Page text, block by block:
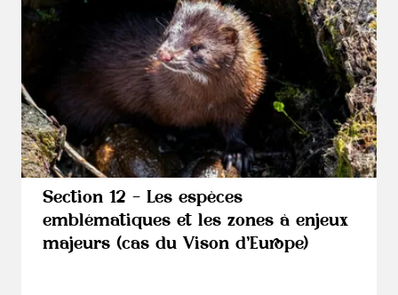
Section 12 - Les espèces
emblématiques et les zones à enjeux
majeurs (cas du Vison d’Europe)